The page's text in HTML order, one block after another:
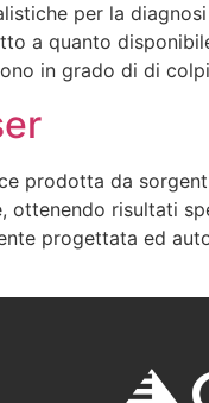
per la
a quanto
in grado di di
prodotta da
ottenendo risultati
progettata ed